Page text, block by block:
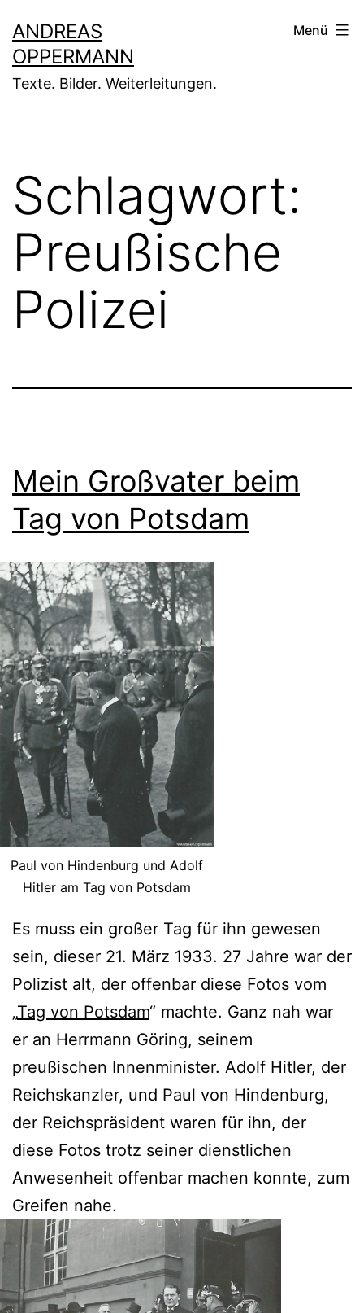
Inhalt
springen
ANDREAS
OPPERMANN
Texte. Bilder. Weiterleitungen.
Menü
Schlagwort:
Preußische
Polizei
Mein Großvater beim
Tag von Potsdam
Paul von Hindenburg und Adolf
Hitler am Tag von Potsdam
Es muss ein großer Tag für ihn gewesen
sein, dieser 21. März 1933. 27 Jahre war der
Polizist alt, der offenbar diese Fotos vom
„Tag von Potsdam“ machte. Ganz nah war
er an Herrmann Göring, seinem
preußischen Innenminister. Adolf Hitler, der
Reichskanzler, und Paul von Hindenburg,
der Reichspräsident waren für ihn, der
diese Fotos trotz seiner dienstlichen
Anwesenheit offenbar machen konnte, zum
Greifen nahe.